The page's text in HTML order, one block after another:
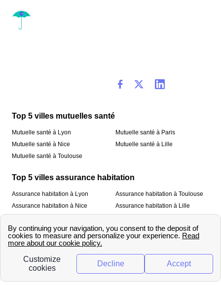
Top 5 villes mutuelles santé
Mutuelle santé à Lyon
Mutuelle santé à Nice
Mutuelle santé à Toulouse
Mutuelle santé à Paris
Mutuelle santé à Lille
Top 5 villes assurance habitation
Assurance habitation à Lyon
Assurance habitation à Nice
Assurance habitation à Toulouse
Assurance habitation à Lille
À propos
Qui sommes-nous ? Mentions légales